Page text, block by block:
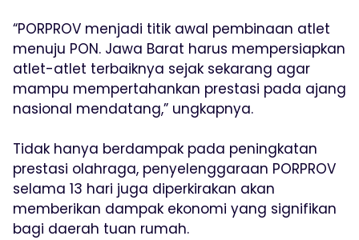
“PORPROV menjadi titik awal pembinaan atlet
menuju PON. Jawa Barat harus mempersiapkan
atlet-atlet terbaiknya sejak sekarang agar
mampu mempertahankan prestasi pada ajang
nasional mendatang,” ungkapnya.
Tidak hanya berdampak pada peningkatan
prestasi olahraga, penyelenggaraan PORPROV
selama 13 hari juga diperkirakan akan
memberikan dampak ekonomi yang signifikan
bagi daerah tuan rumah.